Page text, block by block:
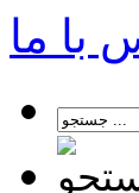
با ما